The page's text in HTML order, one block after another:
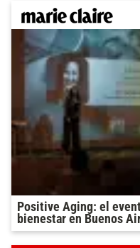
Positive Aging: el
bienestar en Buenos